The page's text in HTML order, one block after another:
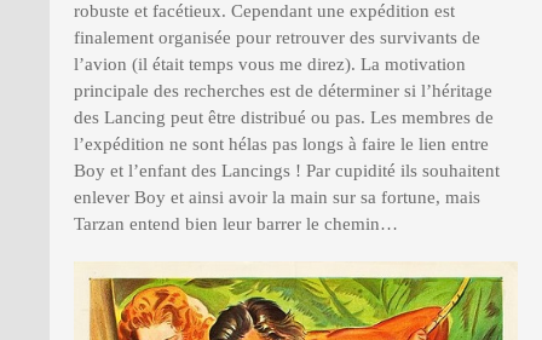
robuste et facétieux. Cependant une expédition est
finalement organisée pour retrouver des survivants de
l’avion (il était temps vous me direz). La motivation
principale des recherches est de déterminer si l’héritage
des Lancing peut être distribué ou pas. Les membres de
l’expédition ne sont hélas pas longs à faire le lien entre
Boy et l’enfant des Lancings ! Par cupidité ils souhaitent
enlever Boy et ainsi avoir la main sur sa fortune, mais
Tarzan entend bien leur barrer le chemin…